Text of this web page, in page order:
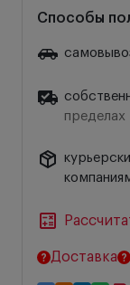
Способы
Доставка